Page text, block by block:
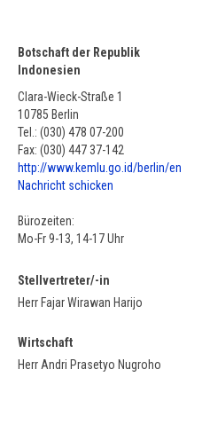
Botschaft der Republik
Indonesien
Clara-Wieck-Straße 1
10785 Berlin
Tel.: (030) 478 07-200
Fax: (030) 447 37-142
http://www.kemlu.go.id/berlin/en
Nachricht schicken
Bürozeiten:
Mo-Fr 9-13, 14-17 Uhr
Stellvertreter/-in
Herr Fajar Wirawan Harijo
Wirtschaft
Herr Andri Prasetyo Nugroho